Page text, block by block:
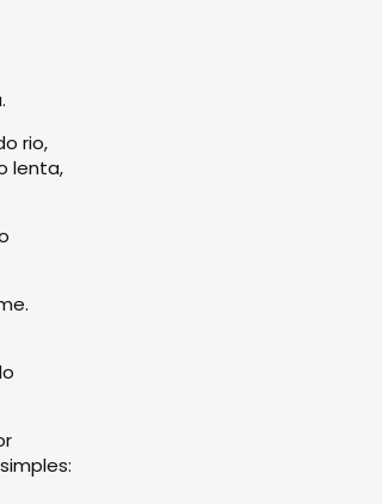
rio,
lenta,